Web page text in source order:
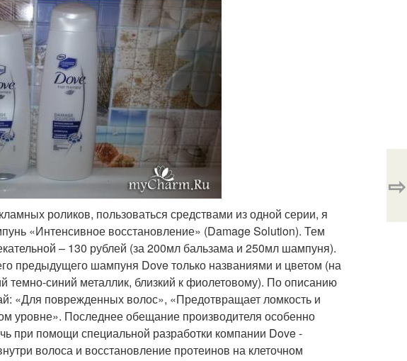
роликов, пользоваться средствами из одной серии, я
«Интенсивное восстановление» (Damage Solution). Тем
– 130 рублей (за 200мл бальзама и 250мл шампуня).
предыдущего шампуня Dove только названиями и цветом (на
темно-синий металлик, близкий к фиолетовому). По описанию
«Для поврежденных волос», «Предотвращает ломкость и
уровне». Последнее обещание производителя особенно
при помощи специальной разработки компании Dove -
волоса и восстановление протеинов на клеточном
⇨